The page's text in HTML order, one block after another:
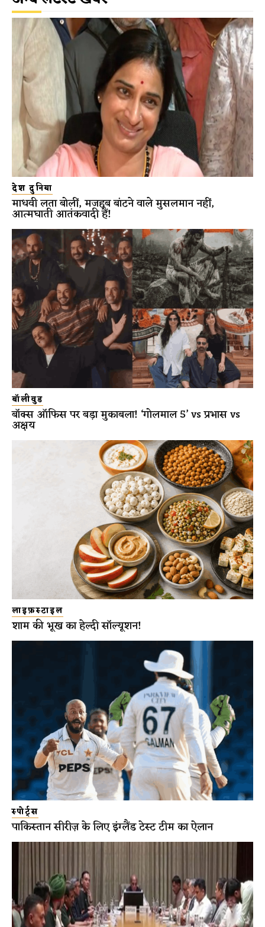
देश दुनिया
माधवी लता बोलीं, मजहब बांटने वाले मुसलमान नहीं,
आत्मघाती आतंकवादी हैं!
बॉलीवुड
बॉक्स ऑफिस पर बड़ा मुकाबला! ‘गोलमाल 5’ vs प्रभास vs
अक्षय
लाइफ़स्टाइल
शाम की भूख का हेल्दी सॉल्यूशन!
स्पोर्ट्स
पाकिस्तान सीरीज़ के लिए इंग्लैंड टेस्ट टीम का ऐलान